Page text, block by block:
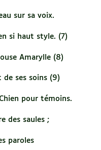
sur sa voix.
si haut style. (7)
Amarylle (8)
de ses soins (9)
pour témoins.
des saules ;
paroles